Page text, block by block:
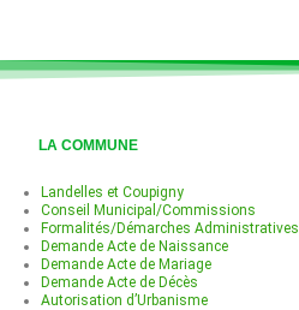
LA COMMUNE
Landelles et Coupigny
Conseil Municipal/Commissions
Formalités/Démarches Administratives
Demande Acte de Naissance
Demande Acte de Mariage
Demande Acte de Décès
Autorisation d’Urbanisme